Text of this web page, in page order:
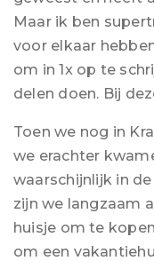
Maar ik ben
voor elkaar
om in 1x op te
delen doen. Bij
Toen we nog in
we erachter
waarschijnlijk in
zijn we langzaam
huisje om te
om een